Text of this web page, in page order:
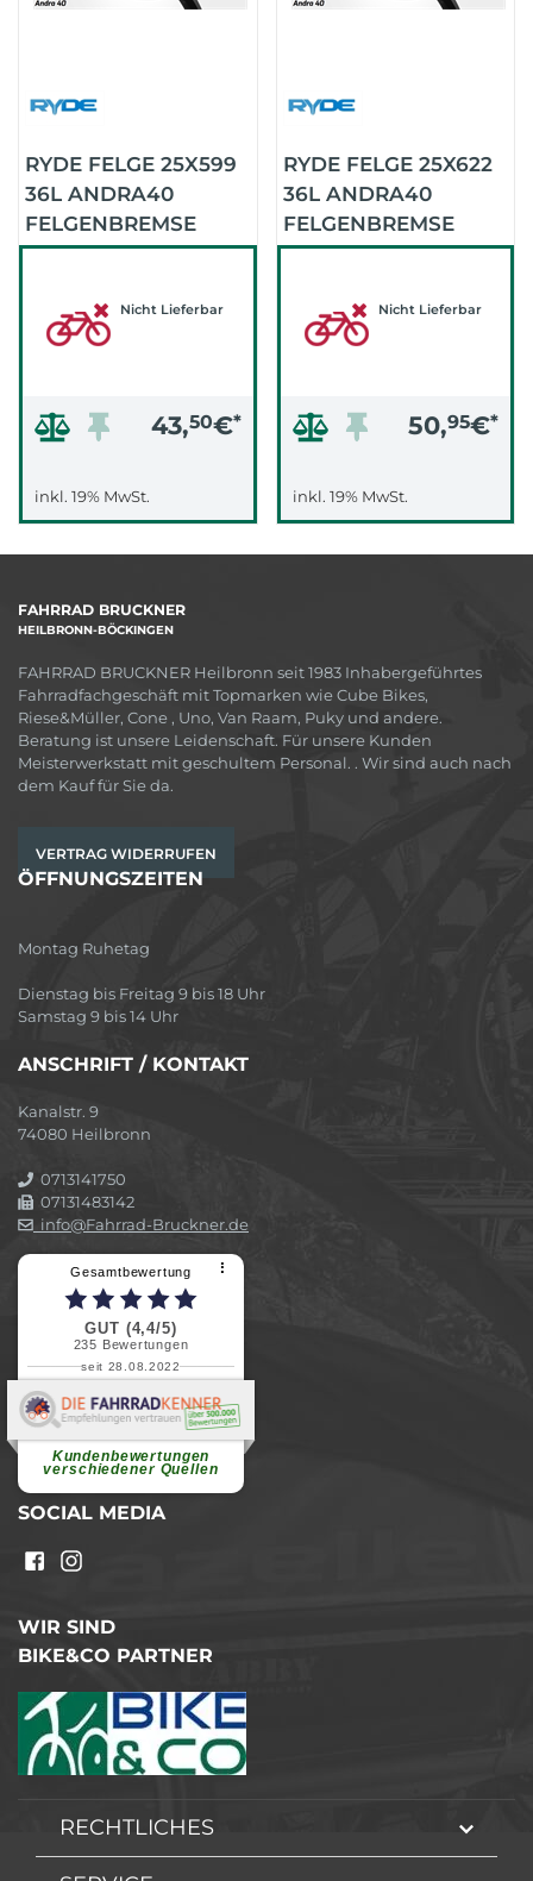
RYDE FELGE 25X599
36L ANDRA40
FELGENBREMSE
(SCHWARZ)
Nicht Lieferbar
43,50€*
inkl. 19% MwSt.
RYDE FELGE 25X622
36L ANDRA40
FELGENBREMSE
(SCHWARZ)
Nicht Lieferbar
50,95€*
inkl. 19% MwSt.
FAHRRAD BRUCKNER
HEILBRONN-BÖCKINGEN
FAHRRAD BRUCKNER Heilbronn seit 1983 Inhabergeführtes
Fahrradfachgeschäft mit Topmarken wie Cube Bikes,
Riese&Müller, Cone , Uno, Van Raam, Puky und andere.
Beratung ist unsere Leidenschaft. Für unsere Kunden
Meisterwerkstatt mit geschultem Personal. . Wir sind auch nach
dem Kauf für Sie da.
VERTRAG WIDERRUFEN
ÖFFNUNGSZEITEN
Montag Ruhetag
Dienstag bis Freitag 9 bis 18 Uhr
Samstag 9 bis 14 Uhr
ANSCHRIFT / KONTAKT
Kanalstr. 9
74080 Heilbronn
0713141750
07131483142
info@Fahrrad-Bruckner.de
Gesamtbewertung ⠇
GUT (4,4/5)
235 Bewertungen
seit 28.08.2022
Kundenbewertungen
verschiedener Quellen
Elvira B.
Superschnelle und freundliche
weiterlesen
SOCIAL MEDIA
WIR SIND
BIKE&CO PARTNER
RECHTLICHES